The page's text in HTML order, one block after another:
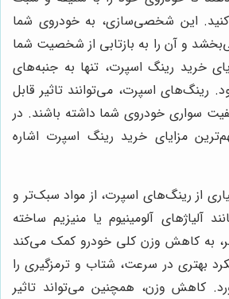
این شخصی‌سازی، به خودروی شما
و آن را به بازتابی از شخصیت شما
خرید رینگ اسپرت، تنها به جنبه‌های
اسپرت، می‌توانند تاثیر قابل
سواری خودروی شما داشته باشند. در
مزایای خرید رینگ اسپرت اشاره
از رینگ‌های اسپرت، از مواد سبک‌تر و
آلیاژهای آلومینیوم یا منیزیم ساخته
به کاهش وزن کلی خودرو کمک می‌کند
بهتری در سرعت، شتاب و ترمزگیری را
کاهش وزن، همچنین می‌تواند تاثیر